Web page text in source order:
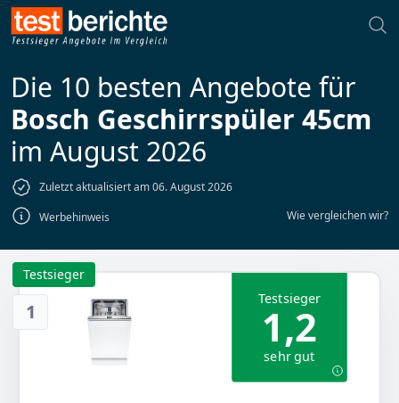
Die 10 besten Angebote für
Bosch Geschirrspüler 45cm
im August 2026
Zuletzt aktualisiert am 06. August 2026
Werbehinweis
Wie vergleichen wir?
1
Testsieger
Testsieger
1,2
sehr gut